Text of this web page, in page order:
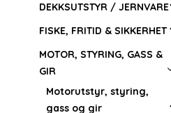
DEKKSUTSTYR / JERNVARE
FISKE, FRITID & SIKKERHET
MOTOR, STYRING, GASS &
GIR
Motorutstyr, styring,
gass og gir